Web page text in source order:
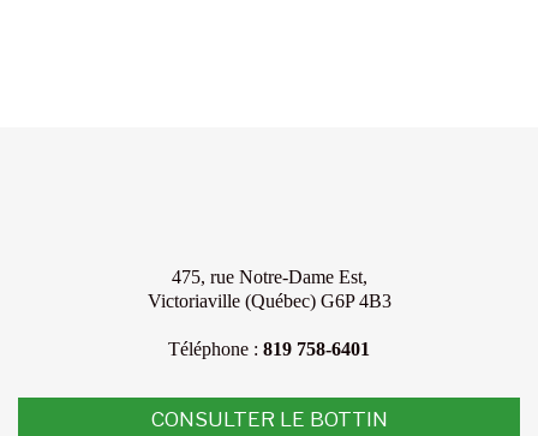
475, rue Notre-Dame Est,
Victoriaville (Québec) G6P 4B3
Téléphone : 819 758-6401
CONSULTER LE BOTTIN